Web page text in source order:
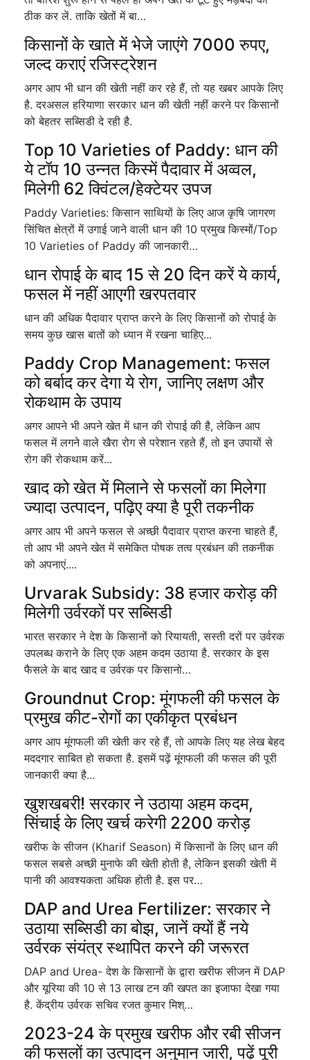
ठीक कर लें. ताकि खेतों में बा…
किसानों के खाते में भेजे जाएंगे 7000 रुपए,
जल्द कराएं रजिस्ट्रेशन
अगर आप भी धान की खेती नहीं कर रहे हैं, तो यह खबर आपके लिए
है. दरअसल हरियाणा सरकार धान की खेती नहीं करने पर किसानों
को बेहतर सब्सिडी दे रही है.
Top 10 Varieties of Paddy: धान की
ये टॉप 10 उन्नत किस्में पैदावार में अव्वल,
मिलेगी 62 क्विंटल/हेक्टेयर उपज
Paddy Varieties: किसान साथियों के लिए आज कृषि जागरण
सिंचित क्षेत्रों में उगाई जाने वाली धान की 10 प्रमुख किस्मों/Top
10 Varieties of Paddy की जानकारी…
धान रोपाई के बाद 15 से 20 दिन करें ये कार्य,
फसल में नहीं आएगी खरपतवार
धान की अधिक पैदावार प्राप्त करने के लिए किसानों को रोपाई के
समय कुछ खास बातों को ध्यान में रखना चाहिए...
Paddy Crop Management: फसल
को बर्बाद कर देगा ये रोग, जानिए लक्षण और
रोकथाम के उपाय
अगर आपने भी अपने खेत में धान की रोपाई की है, लेकिन आप
फसल में लगने वाले खैरा रोग से परेशान रहते हैं, तो इन उपायों से
रोग की रोकथाम करें...
खाद को खेत में मिलाने से फसलों का मिलेगा
ज्यादा उत्पादन, पढ़िए क्या है पूरी तकनीक
अगर आप भी अपने फसल से अच्छी पैदावार प्राप्त करना चाहते हैं,
तो आप भी अपने खेत में समेकित पोषक तत्व प्रबंधन की तकनीक
को अपनाएं....
Urvarak Subsidy: 38 हजार करोड़ की
मिलेगी उर्वरकों पर सब्सिडी
भारत सरकार ने देश के किसानों को रियायती, सस्ती दरों पर उर्वरक
उपलब्ध कराने के लिए एक अहम कदम उठाया है. सरकार के इस
फैसले के बाद खाद व उर्वरक पर किसानो…
Groundnut Crop: मूंगफली की फसल के
प्रमुख कीट-रोगों का एकीकृत प्रबंधन
अगर आप मूंगफली की खेती कर रहे हैं, तो आपके लिए यह लेख बेहद
मददगार साबित हो सकता है. इसमें पढ़ें मूंगफली की फसल की पूरी
जानकारी क्या है...
खुशखबरी! सरकार ने उठाया अहम कदम,
सिंचाई के लिए खर्च करेगी 2200 करोड़
खरीफ के सीजन (Kharif Season) में किसानों के लिए धान की
फसल सबसे अच्छी मुनाफे की खेती होती है, लेकिन इसकी खेती में
पानी की आवश्यकता अधिक होती है. इस पर…
DAP and Urea Fertilizer: सरकार ने
उठाया सब्सिडी का बोझ, जानें क्यों हैं नये
उर्वरक संयंत्र स्थापित करने की जरूरत
DAP and Urea- देश के किसानों के द्वारा खरीफ सीजन में DAP
और यूरिया की 10 से 13 लाख टन की खपत का इजाफा देखा गया
है. केंद्रीय उर्वरक सचिव रजत कुमार मिश्…
2023-24 के प्रमुख खरीफ और रबी सीजन
की फसलों का उत्पादन अनुमान जारी, पढ़ें पूरी